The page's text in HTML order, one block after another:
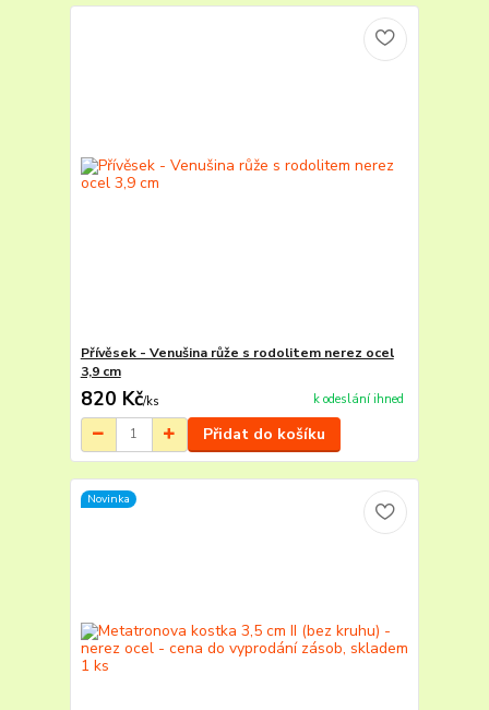
Přívěsek - Venušina růže s rodolitem nerez ocel
3,9 cm
820 Kč/ks k odeslání ihned
Přidat do košíku
Novinka